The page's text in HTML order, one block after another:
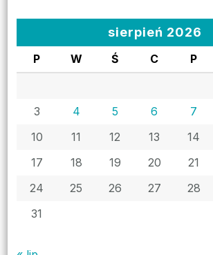
sierpień 2026
P W Ś C P
3
4 5 6 7
10
11 12 13 14
17
18 19 20 21
24
25 26 27 28
31